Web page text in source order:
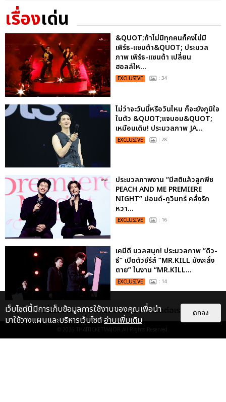
เรื่องเด่น
&QUOT;ถ้าไม่มีทุกคนก็คงไม่มี
เพิร์ธ-แซนต้า&QUOT; ประมวล
ภาพ เพิร์ธ-แซนต้า เปลี่ยน
ฮอลล์ให...
EXCLUSIVE : 34
ไม่ว่าจะวันนี้หรือวันไหน ก็จะยังภูมิใจ
ในตัว &QUOT;แจบอม&QUOT;
เหมือนเดิม! ประมวลภาพ JA...
EXCLUSIVE : 28
ประมวลภาพงาน “มีสติแล้วลูกพีช
PEACH AND ME PREMIERE
NIGHT” ปอนด์-ภูวินทร์ คลั่งรัก
หวา...
EXCLUSIVE : 16
เคมีดี มวลสนุก! ประมวลภาพ “ดิว-
ธี” เปิดตัวซีรีส์ “MR.KILL มังงะสั่ง
ตาย” ในงาน “MR.KILL...
EXCLUSIVE : 14
ประมวลภาพค่ำคืนแห่งความทรงจำ
ของ ITZY และมิดจีไทย ในวันที่
หัวใจส่องสว่างไปพร้อมกัน
เกี่ยวกับเรา ติดต่อลงโฆษณา ติดต่อเรา
© 2026 THAITICKETMAJOR All Rights Reserved.
เว็บไซต์นี้มีการเก็บข้อมูลการใช้งานของคุณเพื่อนำ
มาใช้วางแผนและบริหารเว็บไซต์อ่านเพิ่มเติม
ตกลง